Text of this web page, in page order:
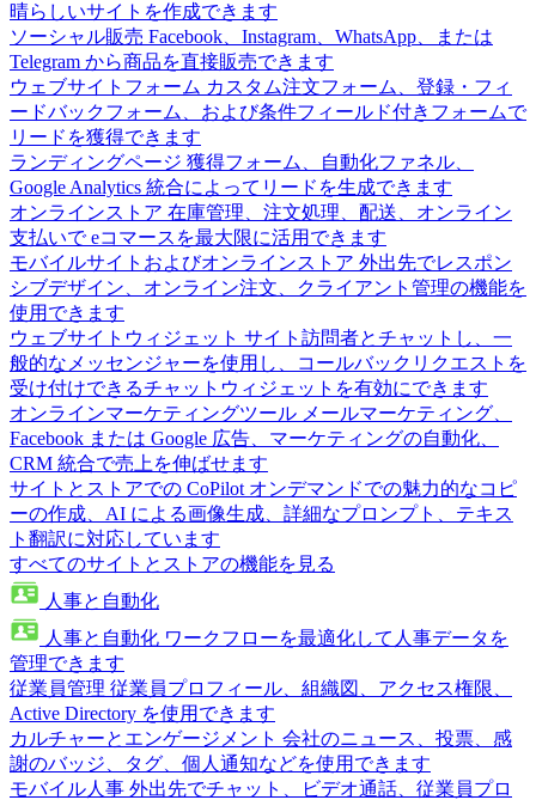
晴らしいサイトを作成できます
ソーシャル販売 Facebook、Instagram、WhatsApp、または
Telegram から商品を直接販売できます
ウェブサイトフォーム カスタム注文フォーム、登録・フィ
ードバックフォーム、および条件フィールド付きフォームで
リードを獲得できます
ランディングページ 獲得フォーム、自動化ファネル、
Google Analytics 統合によってリードを生成できます
オンラインストア 在庫管理、注文処理、配送、オンライン
支払いで eコマースを最大限に活用できます
モバイルサイトおよびオンラインストア 外出先でレスポン
シブデザイン、オンライン注文、クライアント管理の機能を
使用できます
ウェブサイトウィジェット サイト訪問者とチャットし、一
般的なメッセンジャーを使用し、コールバックリクエストを
受け付けできるチャットウィジェットを有効にできます
オンラインマーケティングツール メールマーケティング、
Facebook または Google 広告、マーケティングの自動化、
CRM 統合で売上を伸ばせます
サイトとストアでの CoPilot オンデマンドでの魅力的なコピ
ーの作成、AI による画像生成、詳細なプロンプト、テキス
ト翻訳に対応しています
すべてのサイトとストアの機能を見る
人事と自動化
人事と自動化 ワークフローを最適化して人事データを
管理できます
従業員管理 従業員プロフィール、組織図、アクセス権限、
Active Directory を使用できます
カルチャーとエンゲージメント 会社のニュース、投票、感
謝のバッジ、タグ、個人通知などを使用できます
モバイル人事 外出先でチャット、ビデオ通話、従業員プロ